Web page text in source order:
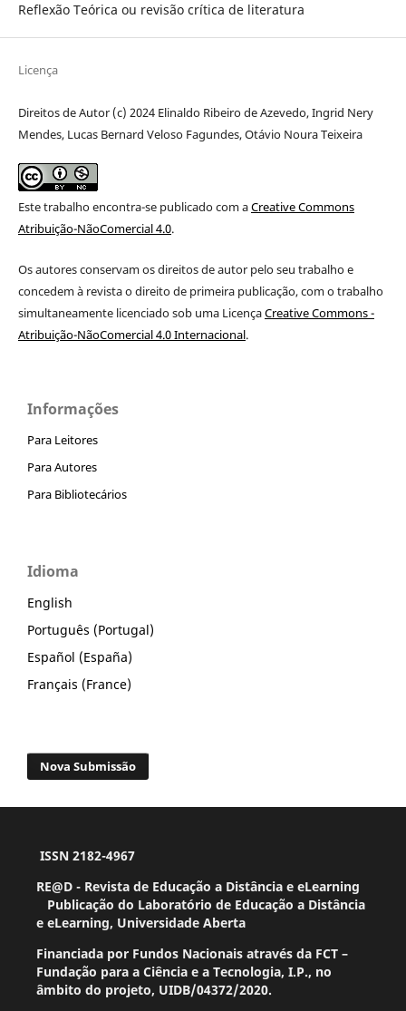
Reflexão Teórica ou revisão crítica de literatura
Licença
Direitos de Autor (c) 2024 Elinaldo Ribeiro de Azevedo, Ingrid Nery
Mendes, Lucas Bernard Veloso Fagundes, Otávio Noura Teixeira
Este trabalho encontra-se publicado com aCreative Commons
Atribuição-NãoComercial 4.0.
Os autores conservam os direitos de autor pelo seu trabalho e
concedem à revista o direito de primeira publicação, com o trabalho
simultaneamente licenciado sob uma LicençaCreative Commons -
Atribuição-NãoComercial 4.0 Internacional.
Informações
Para Leitores
Para Autores
Para Bibliotecários
Idioma
English
Português (Portugal)
Español (España)
Français (France)
Nova Submissão
ISSN 2182-4967
RE@D - Revista de Educação a Distância e eLearning
Publicação do Laboratório de Educação a Distância
e eLearning, Universidade Aberta
Financiada por Fundos Nacionais através da FCT –
Fundação para a Ciência e a Tecnologia, I.P., no
âmbito do projeto, UIDB/04372/2020.